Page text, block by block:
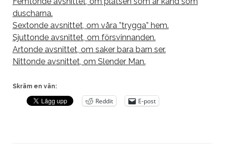
duscharna.
Sextonde avsnittet, om våra ”trygga” hem.
Sjuttonde avsnittet, om försvinnanden.
Artonde avsnittet, om saker bara barn ser.
Nittonde avsnittet, om Slender Man.
Skräm en vän:
Reddit E-post